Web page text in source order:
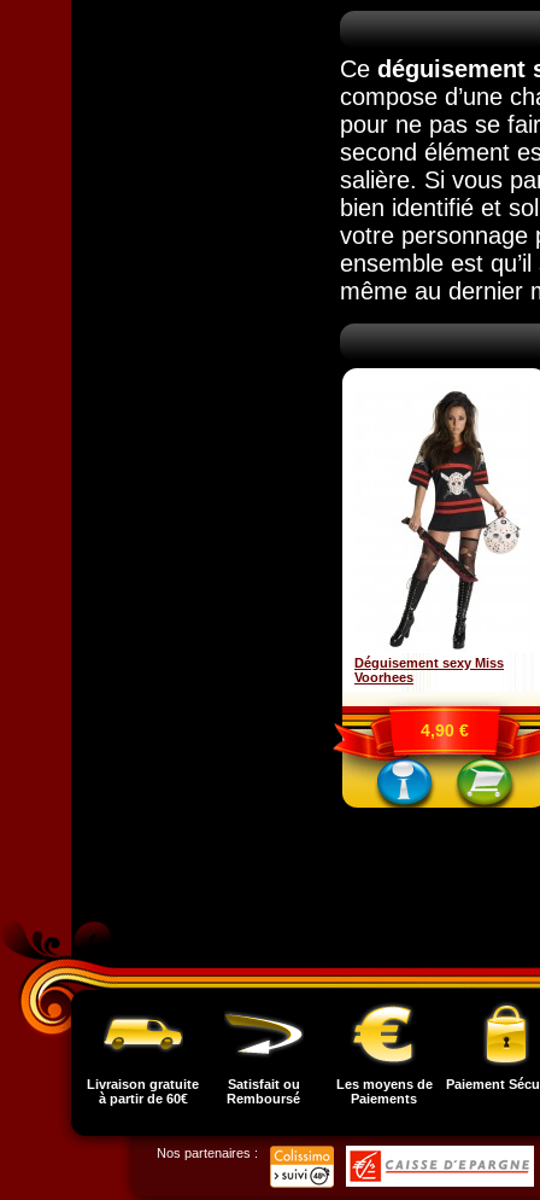
Ce déguisement
compose d’une
pour ne pas se
second élément
salière. Si vous
bien identifié et
votre personnage
ensemble est
même au dernier
Déguisement sexy Miss
Voorhees
4,90 €
Livraison gratuite
à partir de 60€
Satisfait ou
Remboursé
Les moyens de
Paiements
Paiement
Nos partenaires :